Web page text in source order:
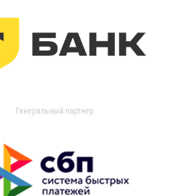
Генеральный партнер